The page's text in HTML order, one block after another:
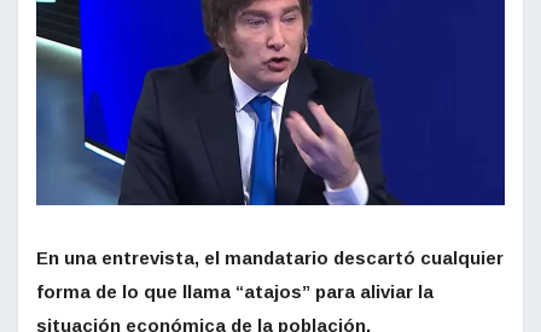
En una entrevista, el mandatario descartó cualquier
forma de lo que llama “atajos” para aliviar la
situación económica de la población.